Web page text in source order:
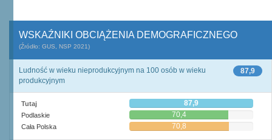
WSKAŹNIKI OBCIĄŻENIA DEMOGRAFICZNEGO
(Źródło: GUS, NSP 2021)
87,9
Ludność w wieku nieprodukcyjnym na 100 osób w wieku
produkcyjnym
Tutaj 87,9
Podlaskie 70,4
Cała Polska 70,8